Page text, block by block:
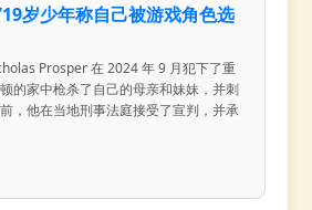
岁少年称自己被游戏角色选
Prosper 在 2024 年 9 月犯下了重
的家中枪杀了自己的母亲和妹妹，并刺
，他在当地刑事法庭接受了宣判，并承